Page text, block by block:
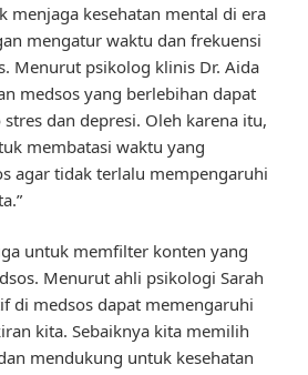
menjaga kesehatan mental di era
mengatur waktu dan frekuensi
Menurut psikolog klinis Dr. Aida
medsos yang berlebihan dapat
dan depresi. Oleh karena itu,
membatasi waktu yang
agar tidak terlalu mempengaruhi
untuk memfilter konten yang
Menurut ahli psikologi Sarah
di medsos dapat memengaruhi
kita. Sebaiknya kita memilih
mendukung untuk kesehatan